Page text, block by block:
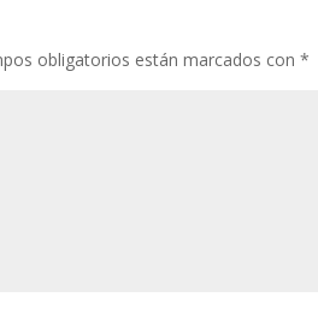
obligatorios están marcados con*